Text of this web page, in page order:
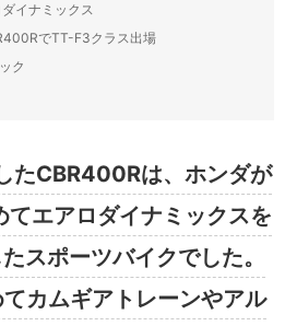
イナミックス
でTT-F3クラス出場
ク
たCBR400Rは、ホンダが
エアロダイナミックスを
スポーツバイクでした。
カムギアトレーンやアル